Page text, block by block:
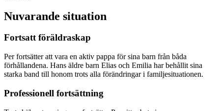
Nuvarande situation
Fortsatt föräldraskap
Per fortsätter att vara en aktiv pappa för sina barn från båda
förhållandena. Hans äldre barn Elias och Emilia har behållit sina
starka band till honom trots alla förändringar i familjesituationen.
Professionell fortsättning